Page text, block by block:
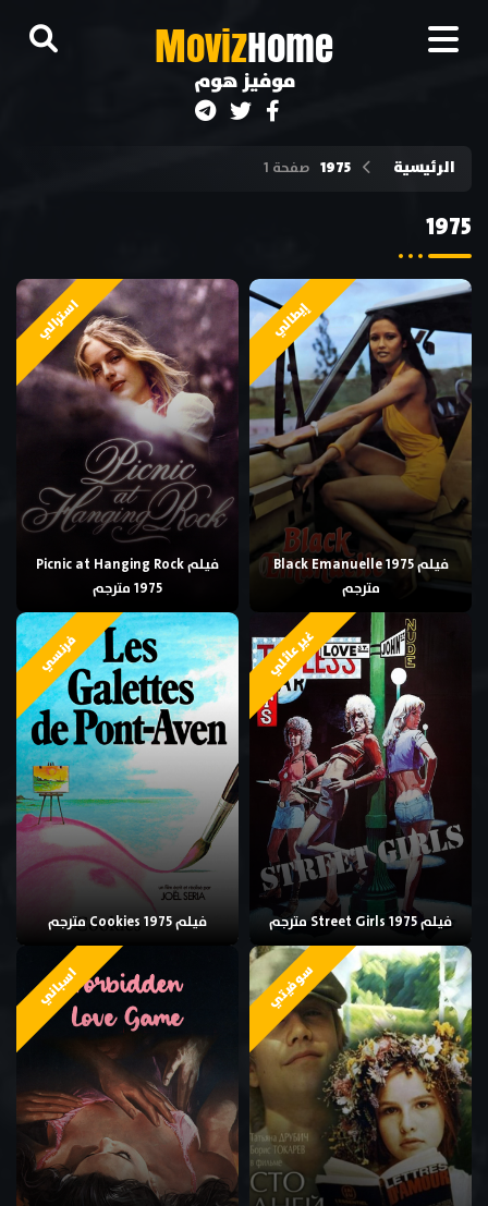
MovizHome
موفيز هوم
الرئيسية 1975 صفحة 1
1975
إيطالي
فيلم Black Emanuelle 1975
مترجم
استرالي
فيلم Picnic at Hanging Rock
1975 مترجم
غير عائلي
فيلم Street Girls 1975 مترجم
فرنسي
فيلم Cookies 1975 مترجم
سوفيتي اسباني